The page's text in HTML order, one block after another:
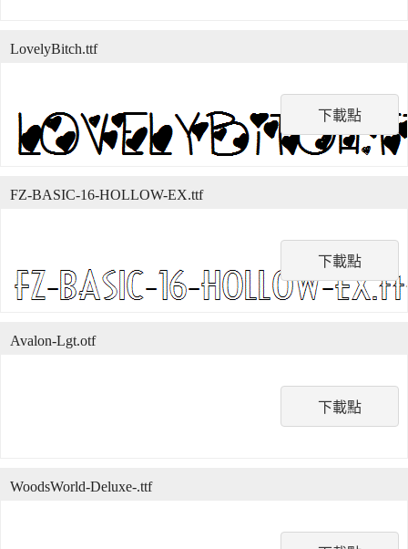
下載點
LovelyBitch.ttf
下載點
FZ-BASIC-16-HOLLOW-EX.ttf
下載點
Avalon-Lgt.otf
WoodsWorld-Deluxe-.ttf